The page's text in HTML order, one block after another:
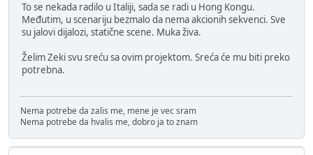
To se nekada radilo u Italiji, sada se radi u Hong Kongu.
Međutim, u scenariju bezmalo da nema akcionih sekvenci. Sve
su jalovi dijalozi, statične scene. Muka živa.
Želim Zeki svu sreću sa ovim projektom. Sreća će mu biti preko
potrebna.
Nema potrebe da zalis me, mene je vec sram
Nema potrebe da hvalis me, dobro ja to znam